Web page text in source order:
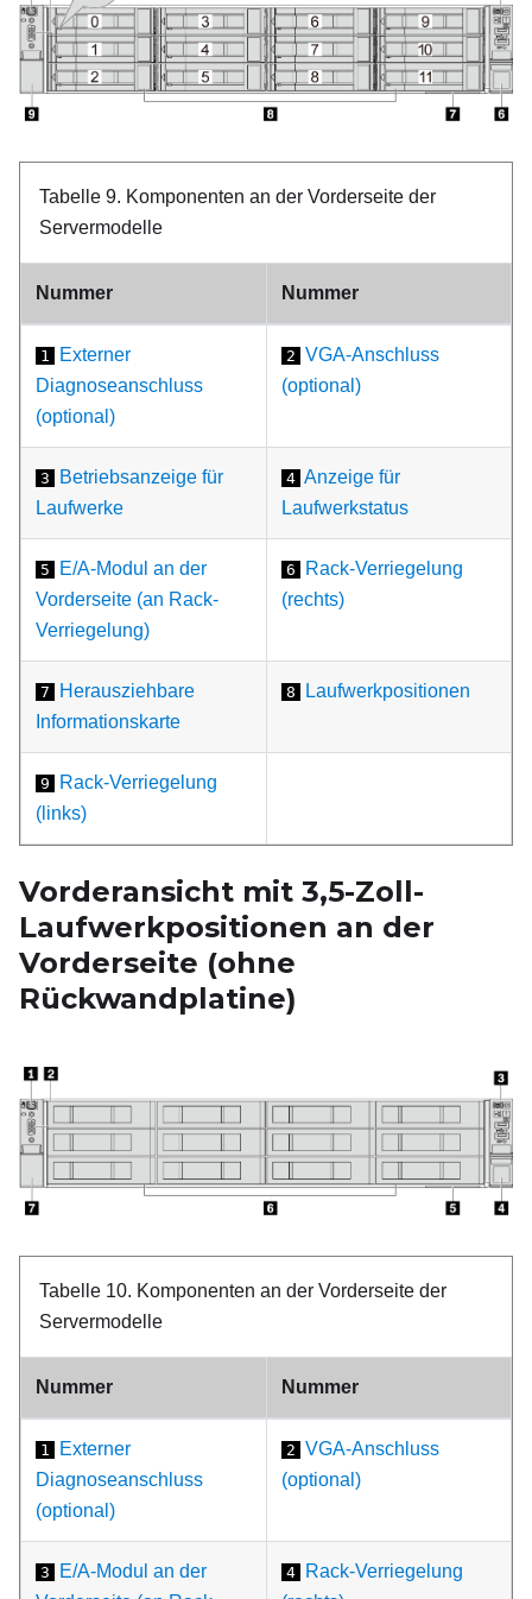
Tabelle 9. Komponenten an der Vorderseite der
Servermodelle
Nummer Nummer
1
Externer
Diagnoseanschluss
(optional)
2 VGA-Anschluss
(optional)
3
Betriebsanzeige für
Laufwerke
4 Anzeige für
Laufwerkstatus
5
E/A-Modul an der
Vorderseite (an Rack-
Verriegelung)
6
Rack-Verriegelung
(rechts)
7
Herausziehbare
Informationskarte
8 Laufwerkpositionen
9
Rack-Verriegelung
(links)
Vorderansicht mit 3,5-Zoll-
Laufwerkpositionen an der
Vorderseite (ohne
Rückwandplatine)
Tabelle 10. Komponenten an der Vorderseite der
Servermodelle
Nummer Nummer
1
Externer
Diagnoseanschluss
(optional)
2 VGA-Anschluss
(optional)
3
E/A-Modul an der
4
Rack-Verriegelung